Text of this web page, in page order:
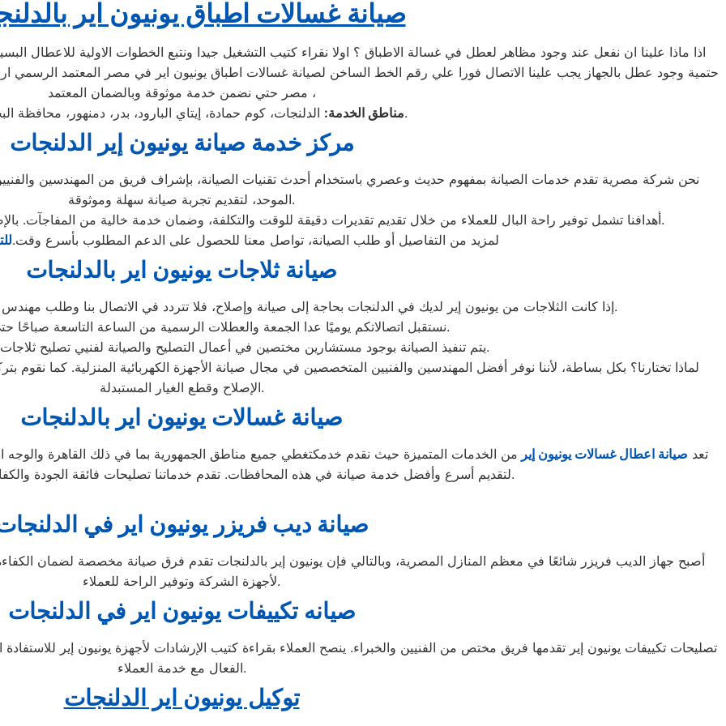
صيانة غسالات اطباق يونيون اير
اذا ماذا علينا ان نفعل عند وجود مظاهر لعطل في غسالة الاطباق ؟ اولا نقراء كتيب التشغيل جيدا ونتبع الخطوات الاولية للاعطال
حتمية وجود عطل بالجهاز يجب علينا الاتصال فورا علي رقم الخط الساخن لصيانة غسالات اطباق يونيون اير في مصر المعتمد الرسمي
مصر حتي نضمن خدمة موثوقة وبالضمان المعتمد ،
مناطق الخدمة:الدلنجات، كوم حمادة، إيتاي البارود، بدر، دمنهور، محافظة البحيرة.
مركز خدمة صيانة يونيون إير الدلنجات
نحن شركة مصرية تقدم خدمات الصيانة بمفهوم حديث وعصري باستخدام أحدث تقنيات الصيانة، بإشراف فريق من المهندسين
الموحد، لتقديم تجربة صيانة سهلة وموثوقة.
أهدافنا تشمل توفير راحة البال للعملاء من خلال تقديم تقديرات دقيقة للوقت والتكلفة، وضمان خدمة خالية من المفاجآت. بالإضافة إلى تقديم خدمة عملاء ممتازة من البداية إلى النهاية.
لمزيد من التفاصيل أو طلب الصيانة، تواصل معنا للحصول على الدعم المطلوب بأسرع وقت.
صيانة ثلاجات يونيون اير بالدلنجات
إذا كانت الثلاجات من يونيون إير لديك في الدلنجات بحاجة إلى صيانة وإصلاح، فلا تتردد في الاتصال بنا وطلب مهندس الصيانة عن طريق الرقم المخصص للدعم الفني.
نستقبل اتصالاتكم يوميًا عدا الجمعة والعطلات الرسمية من الساعة التاسعة صباحًا حتى التاسعة مساءً.
يتم تنفيذ الصيانة بوجود مستشارين مختصين في أعمال التصليح والصيانة لفنيي تصليح ثلاجات يونيون إير في الدلنجات.
لماذا تختارنا؟ بكل بساطة، لأننا نوفر أفضل المهندسين والفنيين المتخصصين في مجال صيانة الأجهزة الكهربائية المنزلية. كما
الإصلاح وقطع الغيار المستبدلة.
صيانة غسالات يونيون اير بالدلنجات
تعد صيانة اعطال غسالات يونيون إير من الخدمات المتميزة حيث نقدم خدمكتغطي جميع مناطق الجمهورية بما في ذلك القاهرة والوجه
لتقديم أسرع وأفضل خدمة صيانة في هذه المحافظات. تقدم خدماتنا تصليحات فائقة الجودة والكفاءة في جميع أنحاء الجمهورية.
صيانة ديب فريزر يونيون اير في
أصبح جهاز الديب فريزر شائعًا في معظم المنازل المصرية، وبالتالي فإن يونيون إير بالدلنجات تقدم فرق صيانة مخصصة لضمان
لأجهزة الشركة وتوفير الراحة للعملاء.
صيانه تكييفات يونيون اير في الدلنجات
تصليحات تكييفات يونيون إير تقدمها فريق مختص من الفنيين والخبراء. ينصح العملاء بقراءة كتيب الإرشادات لأجهزة يونيون إير
الفعال مع خدمة العملاء.
توكيل يونيون اير الدلنجات